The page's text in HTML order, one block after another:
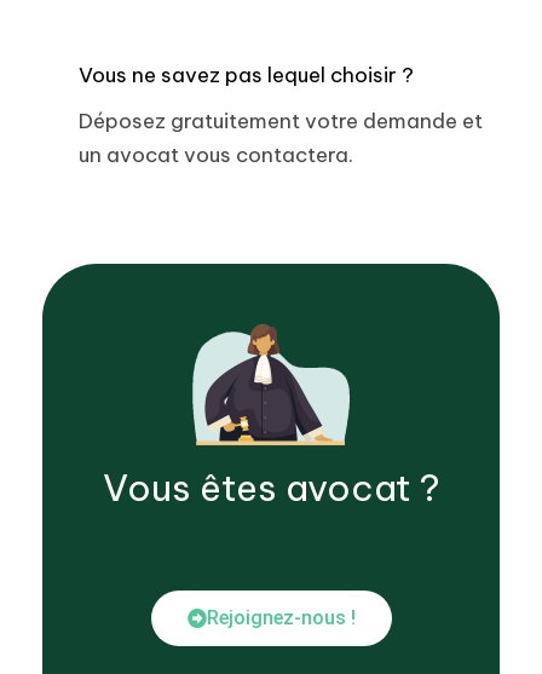
Vous ne savez pas lequel choisir ?
Déposez gratuitement votre demande et
un avocat vous contactera.
Vous êtes avocat ?
Rejoignez-nous !